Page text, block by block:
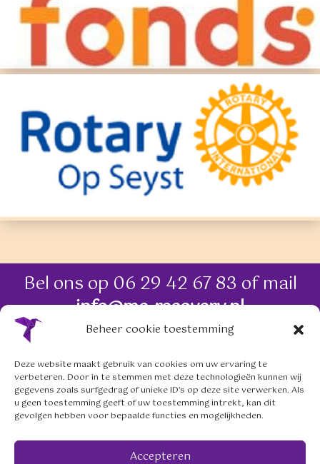
Beheer cookie toestemming
Deze website maakt gebruik van cookies om uw ervaring te
verbeteren. Door in te stemmen met deze technologieën kunnen wij
gegevens zoals surfgedrag of unieke ID's op deze site verwerken. Als
u geen toestemming geeft of uw toestemming intrekt, kan dit
gevolgen hebben voor bepaalde functies en mogelijkheden.
Accepteren
Bel ons op 06 29 42 67 83 of mail
info@me-recovery.nl
06 29 42 67 83
info@me-recovery.nl